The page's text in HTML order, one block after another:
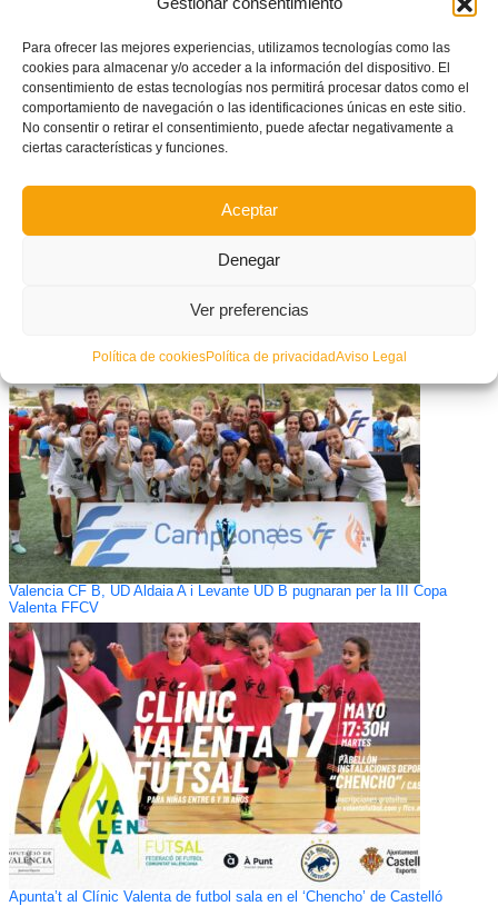
Para ofrecer las mejores experiencias, utilizamos tecnologías como las
cookies para almacenar y/o acceder a la información del dispositivo. El
consentimiento de estas tecnologías nos permitirá procesar datos como el
comportamiento de navegación o las identificaciones únicas en este sitio.
No consentir o retirar el consentimiento, puede afectar negativamente a
ciertas características y funciones.
Aceptar
Denegar
Ver preferencias
Política de cookiesPolítica de privacidadAviso Legal
fisio de totes les seleccions, així comJavier Llopis
s’encarregarà una altra vegada de tot el material.Israel Martí
tornarà a ser el delegat de tots els conjunts de futsal aquesta
temporada.
Facebook
TwitterShare
Valencia CF B, UD Aldaia A i Levante UD B pugnaran per la III Copa
Valenta FFCV
Apunta’t al Clínic Valenta de futbol sala en el ‘Chencho’ de Castelló